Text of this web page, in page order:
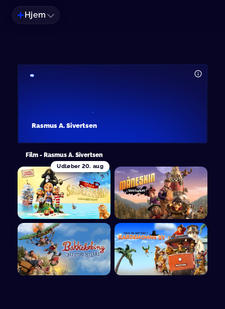
Hjem
Rasmus A. Sivertsen
Film - Rasmus A. Sivertsen
Udløber 20. aug